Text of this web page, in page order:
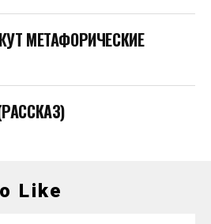
МЕТАФОРИЧЕСКИЕ
Like